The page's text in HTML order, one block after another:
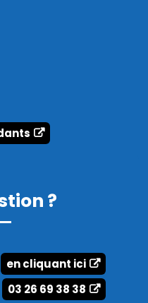
?
en cliquant ici
03 26 69 38 38